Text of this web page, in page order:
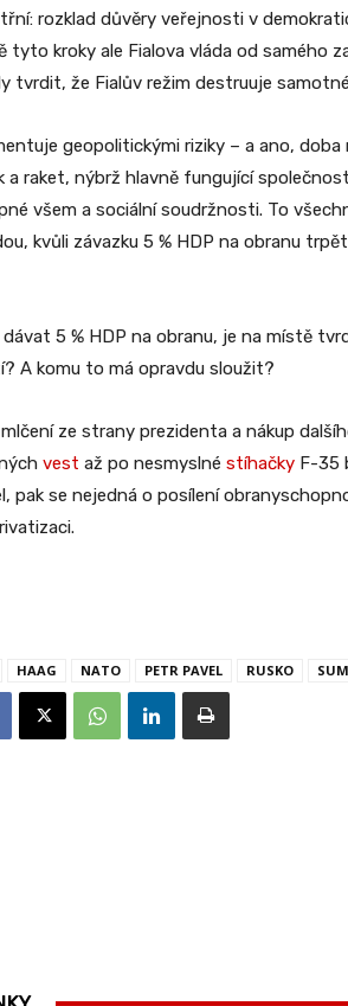
rozklad důvěry veřejnosti v
tyto kroky ale Fialova vláda od samého
tvrdit, že Fialův režim destruuje
geopolitickými riziky – a ano,
raket, nýbrž hlavně fungující
všem a sociální soudržnosti. To
kvůli závazku 5 % HDP na obranu
dávat 5 % HDP na obranu, je na místě
A komu to má opravdu sloužit?
ze strany prezidenta a nákup
vest až po nesmyslné stíhačky F-35
pak se nejedná o posílení
HAAG NATO PETR PAVEL RUSKO